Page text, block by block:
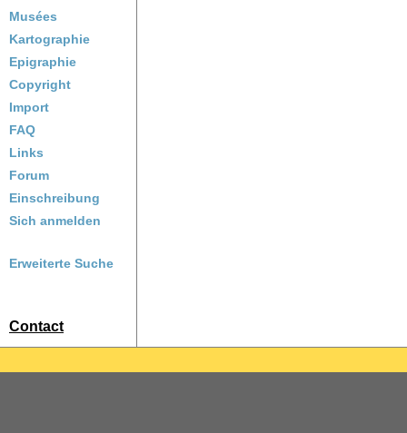
Musées
Kartographie
Epigraphie
Copyright
Import
FAQ
Links
Forum
Einschreibung
Sich anmelden
Erweiterte Suche
Contact